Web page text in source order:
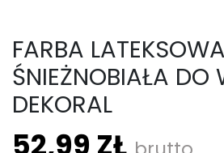
FARBA
ŚNIEŻNOBIAŁA DO
DEKORAL